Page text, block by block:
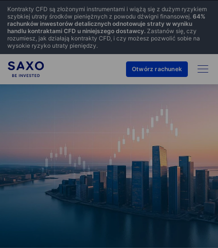
Kontrakty CFD są złożonymi instrumentami i wiążą się z dużym ryzykiem
szybkiej utraty środków pieniężnych z powodu dźwigni finansowej. 64%
rachunków inwestorów detalicznych odnotowuje straty w wyniku
handlu kontraktami CFD u niniejszego dostawcy. Zastanów się, czy
rozumiesz, jak działają kontrakty CFD, i czy możesz pozwolić sobie na
wysokie ryzyko utraty pieniędzy.
Otwórz rachunek